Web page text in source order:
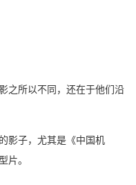
之所以不同，还在于他们沿
影子，尤其是《中国机
片。